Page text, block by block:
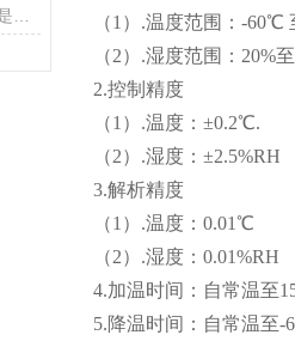
（1）.温度范围：-60℃
（2）.湿度范围：20%
2.控制精度
（1）.温度：±0.2℃.
（2）.湿度：±2.5%RH
3.解析精度
（1）.温度：0.01℃
（2）.湿度：0.01%RH
4.加温时间：自常温至
5.降温时间：自常温至-